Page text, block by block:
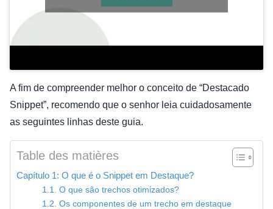
A fim de compreender melhor o conceito de “Destacado
Snippet”, recomendo que o senhor leia cuidadosamente
as seguintes linhas deste guia.
Table des matières
Capítulo 1: O que é o Snippet em Destaque?
1.1. O que são trechos otimizados?
1.2. Os componentes de um trecho em destaque